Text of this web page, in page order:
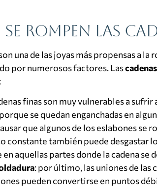
se rompen las
una de las joyas más propensas a
por numerosos factores. Las
:
finas son muy vulnerables a
se quedan enganchadas en
que algunos de los eslabones se
constante también puede desgastar
aquellas partes donde la cadena se
: por último, las uniones de las
pueden convertirse en puntos